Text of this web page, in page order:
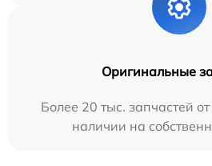
Оригинальные
Более 20 тыс. запчастей
наличии на